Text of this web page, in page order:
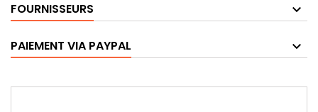
FOURNISSEURS
PAIEMENT VIA PAYPAL